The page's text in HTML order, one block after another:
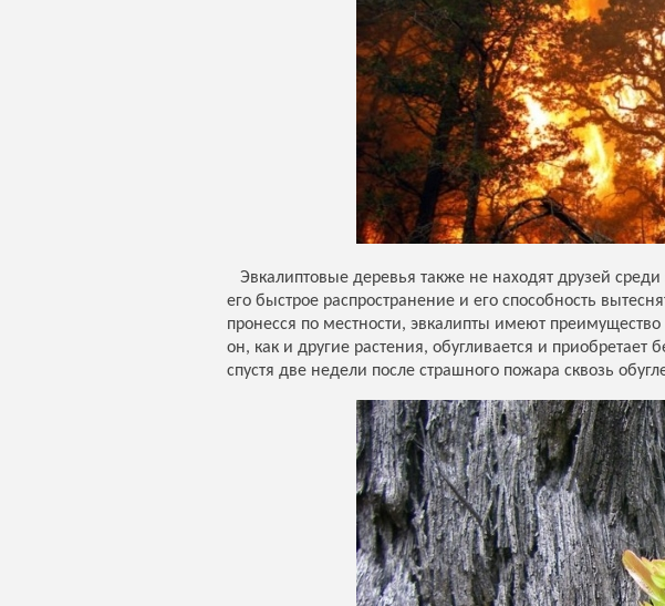
Эвкалиптовые деревья также не находят друзей
его быстрое распространение и его способность
пронесся по местности, эвкалипты имеют
он, как и другие растения, обугливается и
спустя две недели после страшного пожара сквозь